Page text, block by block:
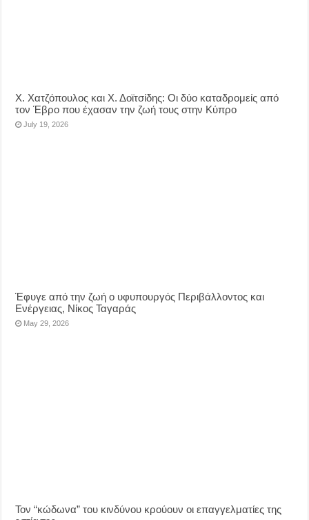
Χ. Χατζόπουλος και Χ. Δοϊτσίδης: Οι δύο καταδρομείς από
τον Έβρο που έχασαν την ζωή τους στην Κύπρο
July 19, 2026
Έφυγε από την ζωή ο υφυπουργός Περιβάλλοντος και
Ενέργειας, Νίκος Ταγαράς
May 29, 2026
Τον “κώδωνα” του κινδύνου κρούουν οι επαγγελματίες της